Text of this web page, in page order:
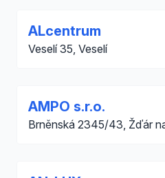
ALcentrum
Veselí 35, Veselí
AMPO s.r.o.
Brněnská 2345/43, Žďár